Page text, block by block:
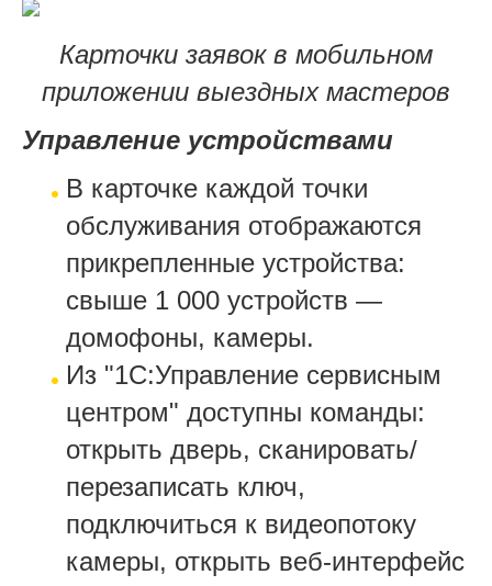
Карточки заявок в мобильном
приложении выездных мастеров
Управление устройствами
В карточке каждой точки
обслуживания отображаются
прикрепленные устройства:
свыше 1 000 устройств —
домофоны, камеры.
Из "1С:Управление сервисным
центром" доступны команды:
открыть дверь, сканировать/
перезаписать ключ,
подключиться к видеопотоку
камеры, открыть веб-интерфейс